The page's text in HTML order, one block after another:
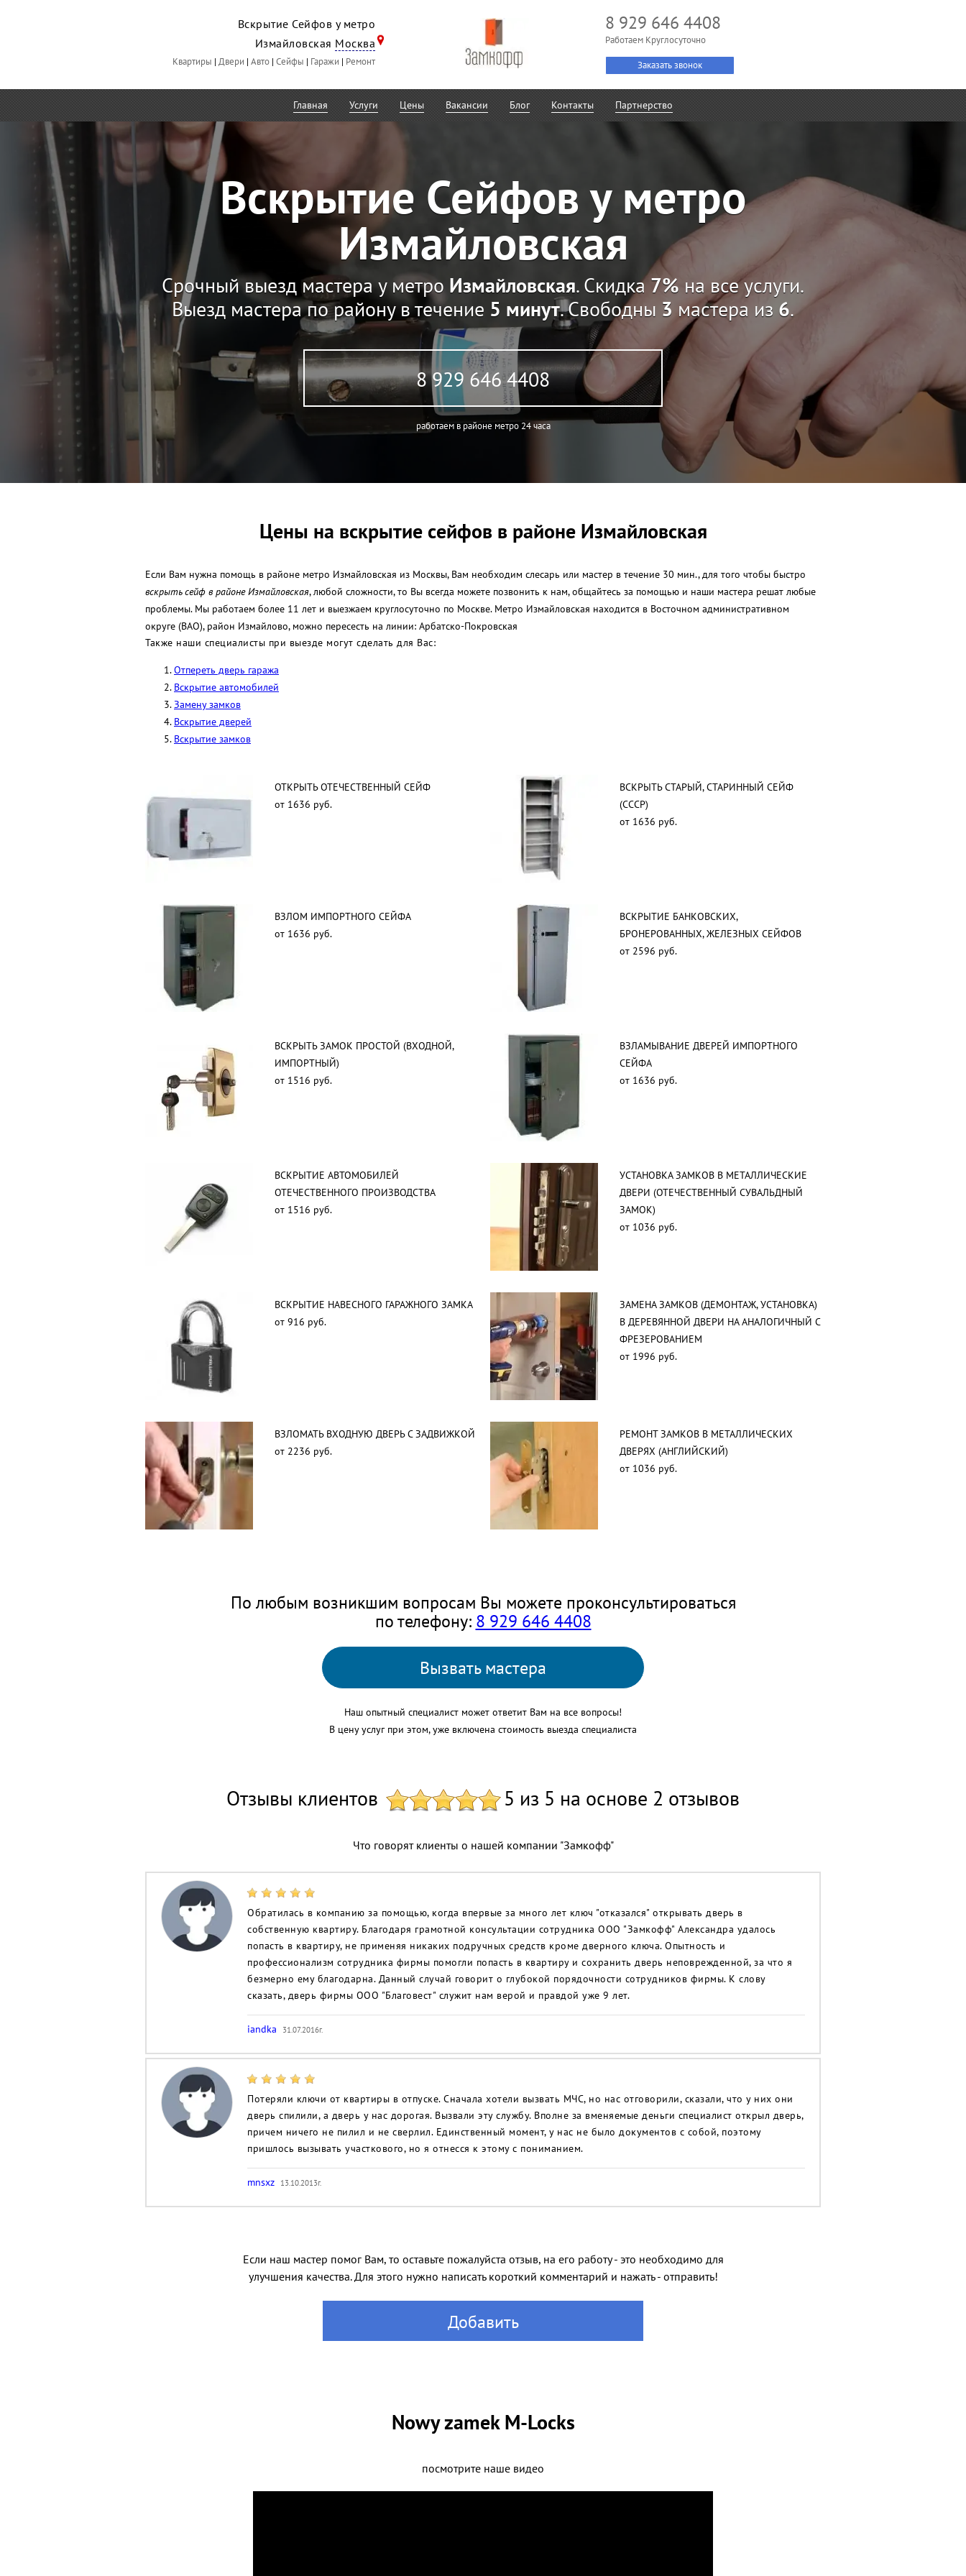
Вскрытие Сейфов у метро
Измайловская Москва
Квартиры | Двери | Авто | Сейфы | Гаражи | Ремонт
8 929 646 4408
Работаем Круглосуточно
Заказать звонок
Главная Услуги Цены Вакансии Блог Контакты Партнерство
Вскрытие Сейфов у метро
Измайловская
Срочный выезд мастера у метро Измайловская. Скидка7% на все услуги.
Выезд мастера по району в течение 5 минут. Свободны 3 мастера из 6.
8 929 646 4408
работаем в районе метро 24 часа
Цены на вскрытие сейфов в районе Измайловская
Если Вам нужна помощь в районе метро Измайловская из Москвы, Вам необходим слесарь или мастер в течение 30 мин., для того чтобы быстро
вскрыть сейф в районе Измайловская, любой сложности, то Вы всегда можете позвонить к нам, общайтесь за помощью и наши мастера решат любые
проблемы. Мы работаем более 11 лет и выезжаем круглосуточно по Москве. Метро Измайловская находится в Восточном административном
округе (ВАО), район Измайлово, можно пересесть на линии: Арбатско-Покровская
Также наши специалисты при выезде могут сделать для Вас:
Отпереть дверь гаража
Вскрытие автомобилей
Замену замков
Вскрытие дверей
Вскрытие замков
ОТКРЫТЬ ОТЕЧЕСТВЕННЫЙ СЕЙФ
от 1636 руб.
ВСКРЫТЬ СТАРЫЙ, СТАРИННЫЙ СЕЙФ
(СССР)
от 1636 руб.
ВЗЛОМ ИМПОРТНОГО СЕЙФА
от 1636 руб.
ВСКРЫТИЕ БАНКОВСКИХ,
БРОНЕРОВАННЫХ, ЖЕЛЕЗНЫХ СЕЙФОВ
от 2596 руб.
ВСКРЫТЬ ЗАМОК ПРОСТОЙ (ВХОДНОЙ,
ИМПОРТНЫЙ)
от 1516 руб.
ВЗЛАМЫВАНИЕ ДВЕРЕЙ ИМПОРТНОГО
СЕЙФА
от 1636 руб.
ВСКРЫТИЕ АВТОМОБИЛЕЙ
ОТЕЧЕСТВЕННОГО ПРОИЗВОДСТВА
от 1516 руб.
УСТАНОВКА ЗАМКОВ В МЕТАЛЛИЧЕСКИЕ
ДВЕРИ (ОТЕЧЕСТВЕННЫЙ СУВАЛЬДНЫЙ
ЗАМОК)
от 1036 руб.
ВСКРЫТИЕ НАВЕСНОГО ГАРАЖНОГО ЗАМКА
от 916 руб.
ЗАМЕНА ЗАМКОВ (ДЕМОНТАЖ, УСТАНОВКА)
В ДЕРЕВЯННОЙ ДВЕРИ НА АНАЛОГИЧНЫЙ С
ФРЕЗЕРОВАНИЕМ
от 1996 руб.
ВЗЛОМАТЬ ВХОДНУЮ ДВЕРЬ С ЗАДВИЖКОЙ
от 2236 руб.
РЕМОНТ ЗАМКОВ В МЕТАЛЛИЧЕСКИХ
ДВЕРЯХ (АНГЛИЙСКИЙ)
от 1036 руб.
По любым возникшим вопросам Вы можете проконсультироваться
по телефону: 8 929 646 4408
Вызвать мастера
Наш опытный специалист может ответит Вам на все вопросы!
В цену услуг при этом, уже включена стоимость выезда специалиста
Отзывы клиентов 5 из 5 на основе 2 отзывов
Что говорят клиенты о нашей компании "Замкофф"
Обратилась в компанию за помощью, когда впервые за много лет ключ "отказался" открывать дверь в
собственную квартиру. Благодаря грамотной консультации сотрудника ООО "Замкофф" Александра удалось
попасть в квартиру, не применяя никаких подручных средств кроме дверного ключа. Опытность и
профессионализм сотрудника фирмы помогли попасть в квартиру и сохранить дверь неповрежденной, за что я
безмерно ему благодарна. Данный случай говорит о глубокой порядочности сотрудников фирмы. К слову
сказать, дверь фирмы ООО "Благовест" служит нам верой и правдой уже 9 лет.
iandka 31.07.2016г.
Потеряли ключи от квартиры в отпуске. Сначала хотели вызвать МЧС, но нас отговорили, сказали, что у них они
дверь спилили, а дверь у нас дорогая. Вызвали эту службу. Вполне за вменяемые деньги специалист открыл дверь,
причем ничего не пилил и не сверлил. Единственный момент, у нас не было документов с собой, поэтому
пришлось вызывать участкового, но я отнесся к этому с пониманием.
mnsxz 13.10.2013г.
Если наш мастер помог Вам, то оставьте пожалуйста отзыв, на его работу - это необходимо для
улучшения качества. Для этого нужно написать короткий комментарий и нажать - отправить!
Добавить
Nowy zamek M-Locks
посмотрите наше видео